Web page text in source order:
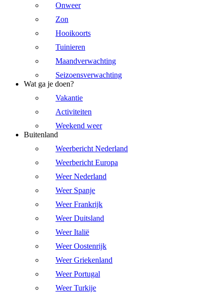
Onweer
Zon
Hooikoorts
Tuinieren
Maandverwachting
Seizoensverwachting
Wat ga je doen?
Vakantie
Activiteiten
Weekend weer
Buitenland
Weerbericht Nederland
Weerbericht Europa
Weer Nederland
Weer Spanje
Weer Frankrijk
Weer Duitsland
Weer Italië
Weer Oostenrijk
Weer Griekenland
Weer Portugal
Weer Turkije